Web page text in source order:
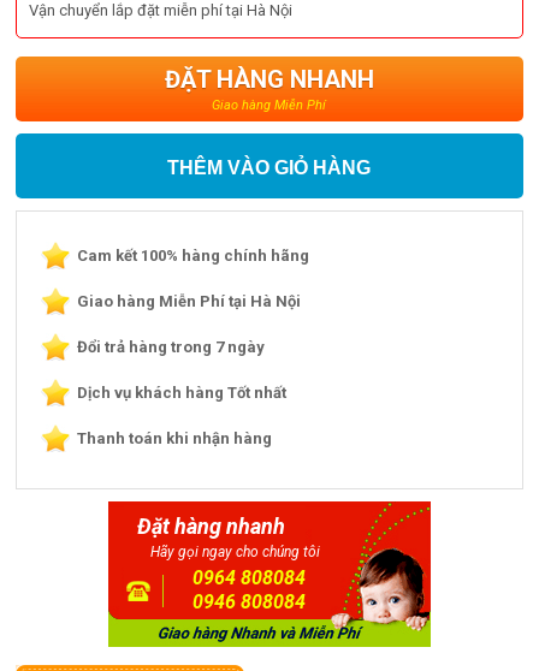
Vận chuyển lắp đặt miễn phí tại Hà Nội
ĐẶT HÀNG NHANH
Giao hàng Miễn Phí
THÊM VÀO GIỎ HÀNG
Cam kết 100% hàng chính hãng
Giao hàng Miễn Phí tại Hà Nội
Đổi trả hàng trong 7 ngày
Dịch vụ khách hàng Tốt nhất
Thanh toán khi nhận hàng
Đặt hàng nhanh
Hãy gọi ngay cho chúng tôi
0964 808084
0946 808084